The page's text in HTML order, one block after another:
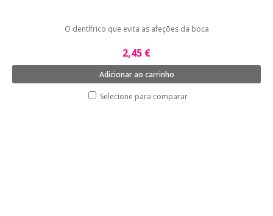
O dentífrico que evita as afeções da boca
2,45 €
Adicionar ao carrinho
Selecione para comparar